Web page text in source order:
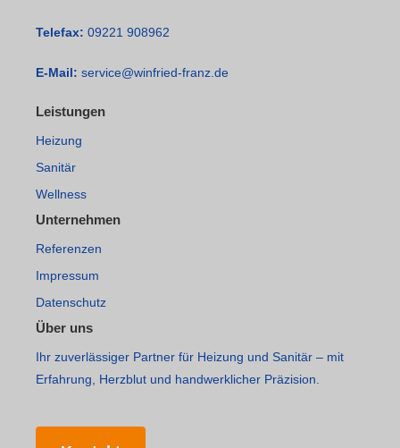
Telefax: 09221 908962
E-Mail: service@winfried-franz.de
Leistungen
Heizung
Sanitär
Wellness
Unternehmen
Referenzen
Impressum
Datenschutz
Über uns
Ihr zuverlässiger Partner für Heizung und Sanitär – mit
Erfahrung, Herzblut und handwerklicher Präzision.